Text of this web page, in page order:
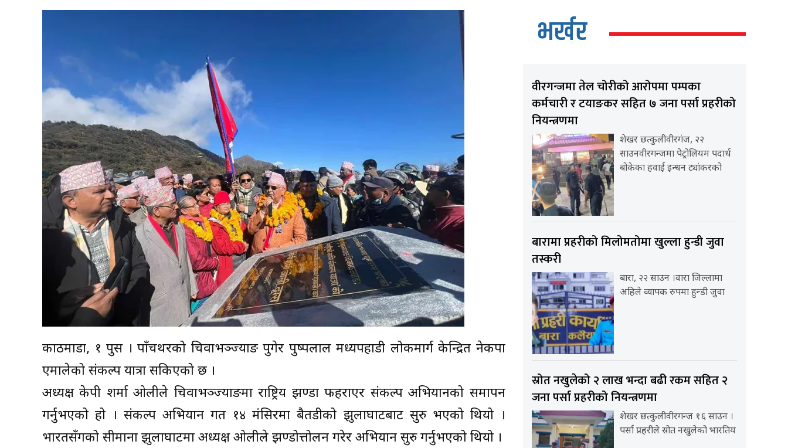
काठमाडौं, १ पुस । पाँचथरको चिवाभञ्ज्याङ पुगेर पुष्पलाल मध्यपहाडी लोकमार्ग केन्द्रित नेकपा
एमालेको संकल्प यात्रा सकिएको छ ।
अध्यक्ष केपी शर्मा ओलीले चिवाभञ्ज्याङमा राष्ट्रिय झण्डा फहराएर संकल्प अभियानको समापन
गर्नुभएको हो । संकल्प अभियान गत १४ मंसिरमा बैतडीको झुलाघाटबाट सुरु भएको थियो ।
भारतसँगको सीमाना झुलाघाटमा अध्यक्ष ओलीले झण्डोत्तोलन गरेर अभियान सुरु गर्नुभएको थियो ।
भर्खर
वीरगन्जमा तेल चोरीको आरोपमा पम्पका
कर्मचारी र टयाङकर सहित ७ जना पर्सा प्रहरीको
नियन्त्रणमा
शेखर छत्कुलीवीरगंज, २२
साउनवीरगन्जमा पेट्रोलियम पदार्थ
बोकेका हवाई इन्धन ट्यांकरको
बारामा प्रहरीको मिलोमतोमा खुल्ला हुन्डी जुवा
तस्करी
बारा, २२ साउन ।वारा जिल्लामा
अहिले व्यापक रुपमा हुन्डी जुवा
स्रोत नखुलेको २ लाख भन्दा बढी रकम सहित २
जना पर्सा प्रहरीको नियन्त्रणमा
शेखर छत्कुलीवीरगन्ज १६ साउन ।
पर्सा प्रहरीले स्रोत नखुलेको भारतिय